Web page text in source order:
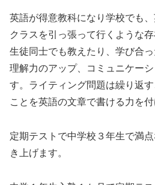
英語が得意教科になり学校でも
クラスを引っ張って行くような
生徒同士でも教えたり、学び合
理解力のアップ、コミュニケー
す。ライティング問題は繰り返
ことを英語の文章で書ける力を付
定期テストで中学校３年生で満
き上げます。